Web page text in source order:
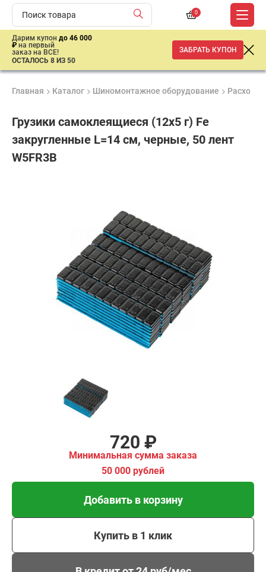
0
Дарим купон до 46 000
₽ на первый
заказ на ВСЕ!
ОСТАЛОСЬ 8 ИЗ 50
ЗАБРАТЬ КУПОН
Главная Каталог Шиномонтажное оборудование
Грузики самоклеящиеся (12х5 г) Fe
закругленные L=14 см, черные, 50 лент
W5FR3B
720 ₽
Минимальная сумма заказа
50 000 рублей
Добавить в корзину
Купить в 1 клик
Добавить в корзину
В кредит от 24 руб/мес